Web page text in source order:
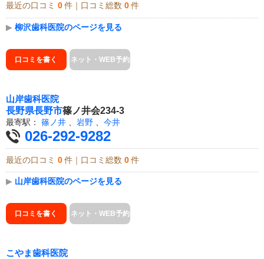
最近の口コミ 0 件｜口コミ総数 0 件
▶ 柳沢歯科医院のページを見る
口コミを書く ネット・WEB予約
山岸歯科医院
長野県長野市篠ノ井会234-3
最寄駅： 篠ノ井 岩野 今井
026-292-9282
最近の口コミ 0 件｜口コミ総数 0 件
▶ 山岸歯科医院のページを見る
口コミを書く ネット・WEB予約
こやま歯科医院